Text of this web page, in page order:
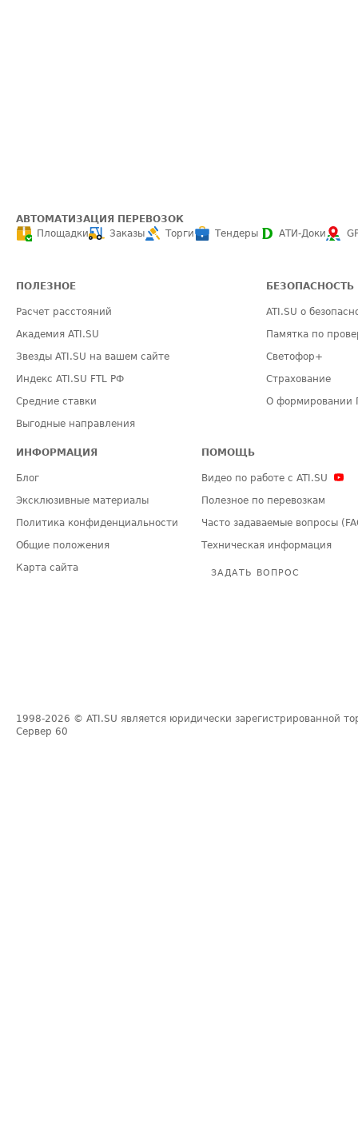
АВТОМАТИЗАЦИЯ ПЕРЕВОЗОК
Площадки
Заказы Торги Тендеры АТИ-Доки
ПОЛЕЗНОЕ
Расчет расстояний
Академия ATI.SU
Звезды ATI.SU на вашем сайте
Индекс ATI.SU FTL РФ
Средние ставки
Выгодные направления
БЕЗОПАСНОСТЬ
ATI.SU о
Памятка по
Светофор+
Страхование
О формировании
ИНФОРМАЦИЯ
Блог
Эксклюзивные материалы
Политика конфиденциальности
Общие положения
Карта сайта
ПОМОЩЬ
Видео по работе с ATI.SU
Полезное по перевозкам
Часто задаваемые вопросы
Техническая информация
ЗАДАТЬ ВОПРОС
1998-2026 © ATI.SU является юридически зарегистрированной
Сервер 60